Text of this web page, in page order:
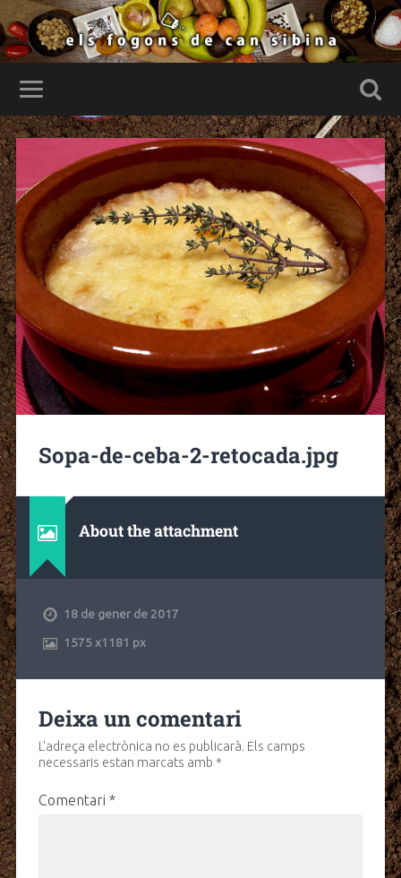
Sopa-de-ceba-2-retocada.jpg
About the attachment
18 de gener de 2017
1575x1181 px
Deixa un comentari
L'adreça electrònica no es publicarà. Els camps
necessaris estan marcats amb *
Comentari *